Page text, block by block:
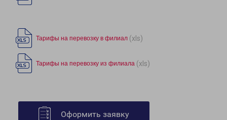
Тарифы на перевозку в филиал (xls)
Тарифы на перевозку из филиала (xls)
Оформить заявку